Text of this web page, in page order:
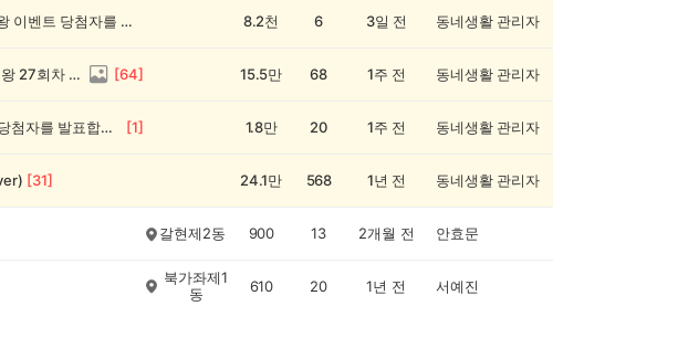
💰[당첨자 발표] 26회차 우리 동네 정보왕 이벤트 당첨자를 발표합니다! 8.2천 6 3일 전 동네생활 관리자
💸 전원 2,000캐시 지급! 우리 동네 정보왕 27회차 (~8/10) [64] 15.5만 68 1주 전 동네생활 관리자
💰[당첨자 발표] 우리 동네 썰전 12회차 당첨자를 발표합니다! [1] 1.8만 20 1주 전 동네생활 관리자
[31] 24.1만 568 1년 전 동네생활 관리자
갈현제2동 900 13 2개월 전 안효문
북가좌제1
동
610 20 1년 전 서예진